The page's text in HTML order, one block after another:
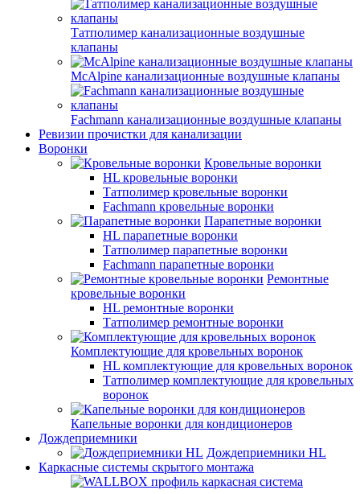
Татполимер канализационные воздушные
клапаны
McAlpine канализационные воздушные клапаны
Fachmann канализационные воздушные клапаны
Ревизии прочистки для канализации
Воронки
Кровельные воронки
HL кровельные воронки
Татполимер кровельные воронки
Fachmann кровельные воронки
Парапетные воронки
HL парапетные воронки
Татполимер парапетные воронки
Fachmann парапетные воронки
Ремонтные
кровельные воронки
HL ремонтные воронки
Татполимер ремонтные воронки
Комплектующие для кровельных воронок
HL комплектующие для кровельных воронок
Татполимер комплектующие для кровельных
воронок
Капельные воронки для кондиционеров
Дождеприемники
Дождеприемники HL
Каркасные системы скрытого монтажа